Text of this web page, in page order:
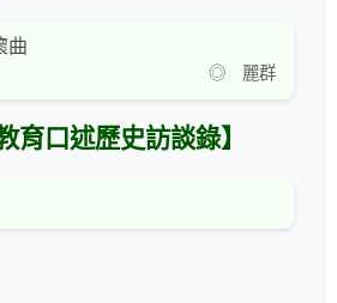
曲
◎ 麗群
育口述歷史訪談錄】